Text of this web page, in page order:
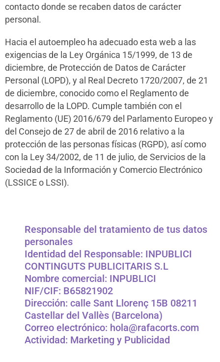
contacto donde se recaben datos de carácter
personal.
Hacia el autoempleo ha adecuado esta web a las
exigencias de la Ley Orgánica 15/1999, de 13 de
diciembre, de Protección de Datos de Carácter
Personal (LOPD), y al Real Decreto 1720/2007, de 21
de diciembre, conocido como el Reglamento de
desarrollo de la LOPD. Cumple también con el
Reglamento (UE) 2016/679 del Parlamento Europeo y
del Consejo de 27 de abril de 2016 relativo a la
protección de las personas físicas (RGPD), así como
con la Ley 34/2002, de 11 de julio, de Servicios de la
Sociedad de la Información y Comercio Electrónico
(LSSICE o LSSI).
Responsable del tratamiento de tus datos
personales
Identidad del Responsable: INPUBLICI
CONTINGUTS PUBLICITARIS S.L
Nombre comercial: INPUBLICI
NIF/CIF: B65821902
Dirección: calle Sant Llorenç 15B 08211
Castellar del Vallès (Barcelona)
Correo electrónico: hola@rafacorts.com
Actividad: Marketing y Publicidad